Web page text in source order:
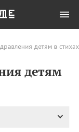
детям в
детям
Все
памяти
и
Чудотворца